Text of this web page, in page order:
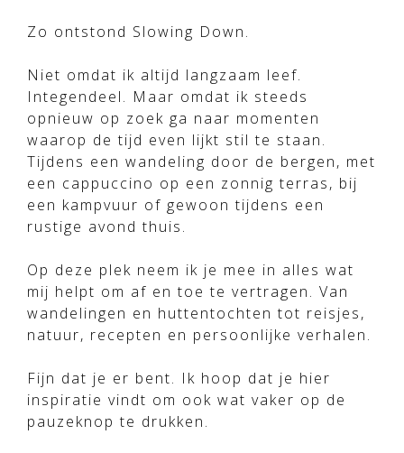
Zo ontstond Slowing Down.
Niet omdat ik altijd langzaam leef.
Integendeel. Maar omdat ik steeds
opnieuw op zoek ga naar momenten
waarop de tijd even lijkt stil te staan.
Tijdens een wandeling door de bergen, met
een cappuccino op een zonnig terras, bij
een kampvuur of gewoon tijdens een
rustige avond thuis.
Op deze plek neem ik je mee in alles wat
mij helpt om af en toe te vertragen. Van
wandelingen en huttentochten tot reisjes,
natuur, recepten en persoonlijke verhalen.
Fijn dat je er bent. Ik hoop dat je hier
inspiratie vindt om ook wat vaker op de
pauzeknop te drukken.